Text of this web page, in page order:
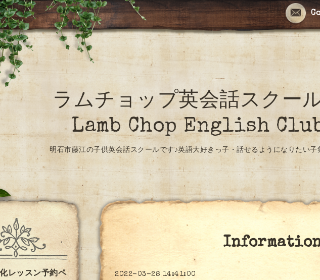
ラムチョップ英会話スクー
Lamb Chop English
明石市藤江の子供英会話スクールです♪英語大好きっ子・話せるようになりたい子
2022-03-28 14:41:00
レッスン予約ペ